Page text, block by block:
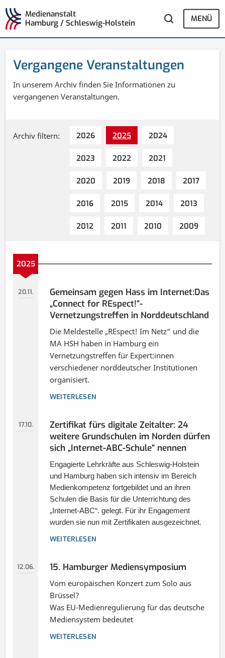
Medienanstalt
Hamburg / Schleswig-Holstein
MENÜ
Vergangene Veranstaltungen
In unserem Archiv finden Sie Informationen zu
vergangenen Veranstaltungen.
Archiv filtern: 2026 2025 2024
2023 2022 2021
2020 2019 2018 2017
2016 2015 2014 2013
2012 2011 2010 2009
2025
20.11.
Gemeinsam gegen Hass im Internet:Das
„Connect for REspect!“-
Vernetzungstreffen in Norddeutschland
Die Meldestelle „REspect! Im Netz“ und die
MA HSH haben in Hamburg ein
Vernetzungstreffen für Expert:innen
verschiedener norddeutscher Institutionen
organisiert.
WEITERLESEN
17.10.
Zertifikat fürs digitale Zeitalter: 24
weitere Grundschulen im Norden dürfen
sich „Internet-ABC-Schule“ nennen
Engagierte Lehrkräfte aus Schleswig-Holstein
und Hamburg haben sich intensiv im Bereich
Medienkompetenz fortgebildet und an ihren
Schulen die Basis für die Unterrichtung des
„Internet-ABC“. gelegt. Für ihr Engagement
wurden sie nun mit Zertifikaten ausgezeichnet.
WEITERLESEN
12.06. 15. Hamburger Mediensymposium
Vom europäischen Konzert zum Solo aus
Brüssel?
Was EU-Medienregulierung für das deutsche
Mediensystem bedeutet
WEITERLESEN